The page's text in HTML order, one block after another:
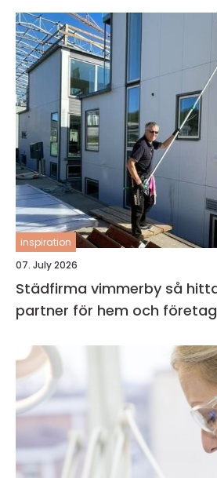
inspiration
07. July 2026
Städfirma vimmerby så hittar du rätt
partner för hem och företag